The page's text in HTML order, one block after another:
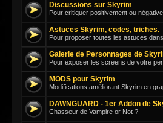
Discussions sur Skyrim
Pour critiquer positivement ou
Astuces Skyrim, codes, triches.
Pour proposer toutes les astuces
Galerie de Personnages de
Pour exposer les screens de votre
MODS pour Skyrim
Modifications améliorant Skyrim en
DAWNGUARD - 1er Addon de
Chasseur de Vampire or Not ?